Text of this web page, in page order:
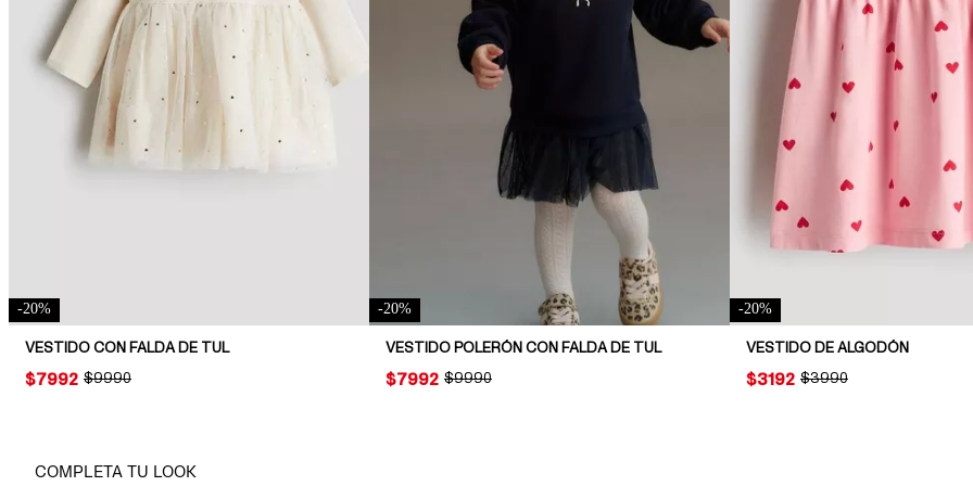
-20%
VESTIDO CON FALDA DE TUL
ORIGINAL PRICE:
$9990
PRICE:
$7992
-20%
VESTIDO POLERÓN CON FALDA DE TUL
ORIGINAL PRICE:
$9990
PRICE:
$7992
-20%
VESTIDO DE ALGODÓN
ORIGINAL PRICE:
$3990
PRICE:
$3192
COMPLETA TU LOOK